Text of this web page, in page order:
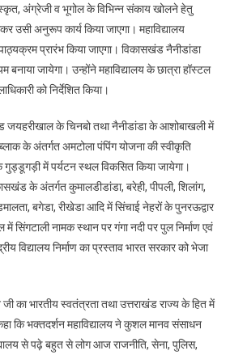
अंग्रेजी व भूगोल के विभिन्न संकाय खोलने हेतु
अनुरूप कार्य किया जाएगा। महाविद्यालय
प्रारंभ किया जाएगा। विकासखंड नैनीडांडा
जायेगा। उन्होंने महाविद्यालय के छात्रा हॉस्टल
को निर्देशित किया।
जयहरीखाल के चिनबो तथा नैनीडांडा के आशोबाखली में
के अंतर्गत अमटोला पंपिंग योजना की स्वीकृति
गुड्डूगड़ी में पर्यटन स्थल विकसित किया जायेगा।
के अंतर्गत कुमालडीडांडा, बरेही, पीपली, शिलांग,
बगेडा, रीखेडा आदि में सिंचाई नेहरों के पुनरऊद्वार
में सिंगटाली नामक स्थान पर गंगा नदी पर पुल निर्माण एवं
विद्यालय निर्माण का प्रस्ताव भारत सरकार को भेजा
का भारतीय स्वतंत्रता तथा उत्तराखंड राज्य के हित में
कि भक्तदर्शन महाविद्यालय ने कुशल मानव संसाधन
से पढ़े बहुत से लोग आज राजनीति, सेना, पुलिस,